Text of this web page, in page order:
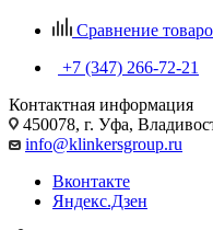
Сравнение
+7 (347) 266-72-21
Контактная информация
450078, г. Уфа,
info@klinkersgroup.ru
Вконтакте
Яндекс.Дзен